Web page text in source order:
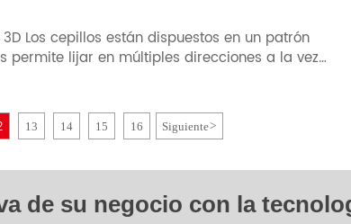
Los cepillos están dispuestos en un patrón
permite lijar en múltiples direcciones a la vez,
13 14 15 16 Siguiente>
de su negocio con la